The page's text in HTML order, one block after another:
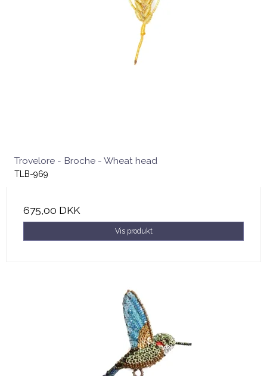
Trovelore - Broche - Wheat head
TLB-969
675,00 DKK
Vis produkt